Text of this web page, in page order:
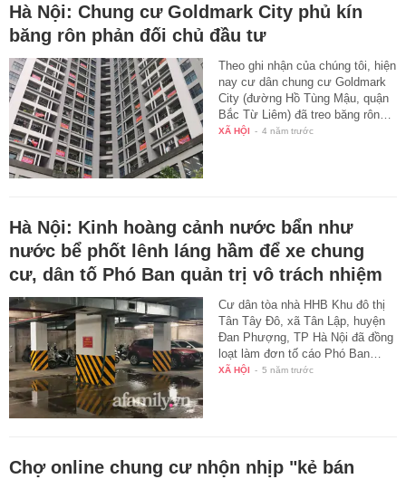
Hà Nội: Chung cư Goldmark City phủ kín
băng rôn phản đối chủ đầu tư
Theo ghi nhận của chúng tôi, hiện
nay cư dân chung cư Goldmark
City (đường Hồ Tùng Mậu, quận
Bắc Từ Liêm) đã treo băng rôn…
XÃ HỘI - 4 năm trước
Hà Nội: Kinh hoàng cảnh nước bẩn như
nước bể phốt lênh láng hầm để xe chung
cư, dân tố Phó Ban quản trị vô trách nhiệm
Cư dân tòa nhà HHB Khu đô thị
Tân Tây Đô, xã Tân Lập, huyện
Đan Phượng, TP Hà Nội đã đồng
loạt làm đơn tố cáo Phó Ban…
XÃ HỘI - 5 năm trước
Chợ online chung cư nhộn nhịp "kẻ bán